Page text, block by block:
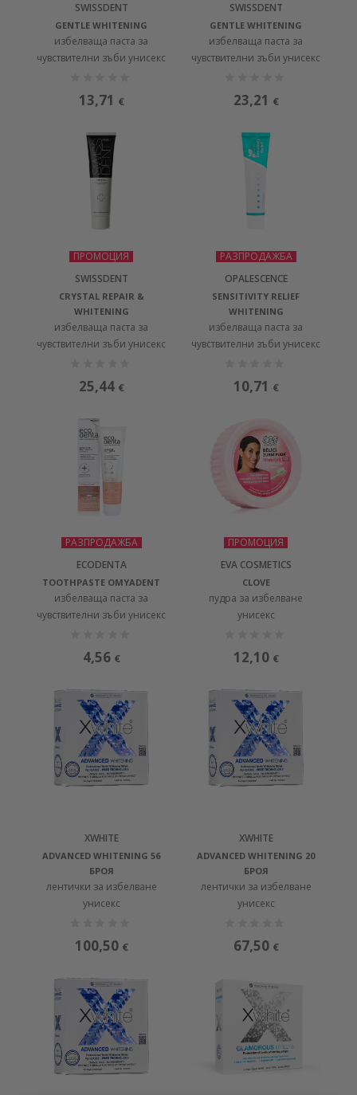
SWISSDENT
GENTLE WHITENING
избелваща паста за
чувствителни зъби унисекс
13,71 €
SWISSDENT
GENTLE WHITENING
избелваща паста за
чувствителни зъби унисекс
23,21 €
ПРОМОЦИЯ
SWISSDENT
CRYSTAL REPAIR &
WHITENING
избелваща паста за
чувствителни зъби унисекс
25,44 €
РАЗПРОДАЖБА
OPALESCENCE
SENSITIVITY RELIEF
WHITENING
избелваща паста за
чувствителни зъби унисекс
10,71 €
РАЗПРОДАЖБА
ECODENTA
TOOTHPASTE OMYADENT
избелваща паста за
чувствителни зъби унисекс
4,56 €
ПРОМОЦИЯ
EVA COSMETICS
CLOVE
пудра за избелване
унисекс
12,10 €
XWHITE
ADVANCED WHITENING 56
БРОЯ
лентички за избелване
унисекс
100,50 €
XWHITE
ADVANCED WHITENING 20
БРОЯ
лентички за избелване
унисекс
67,50 €